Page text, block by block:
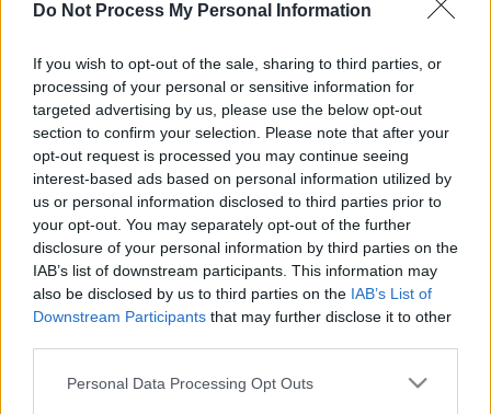
Do Not Process My Personal Information
If you wish to opt-out of the sale, sharing to third parties, or
processing of your personal or sensitive information for
targeted advertising by us, please use the below opt-out
section to confirm your selection. Please note that after your
opt-out request is processed you may continue seeing
interest-based ads based on personal information utilized by
us or personal information disclosed to third parties prior to
your opt-out. You may separately opt-out of the further
disclosure of your personal information by third parties on the
IAB’s list of downstream participants. This information may
also be disclosed by us to third parties on the IAB’s List of
Downstream Participants that may further disclose it to other
Please note that this website/app uses one or more Google
Personal Data Processing Opt Outs
Copyright: intime
Προσθέστε το ΕΘΝΟΣ στη Google
Ηκακοκαιρία Λέανδροςπροκάλεσε
εκτεταμένηχιονοκάλυψη, από τις
μεγαλύτερες των τελευταίων 16 ετών για το
δεύτερο δεκαήμερο του Ιανουαρίου,
σύμφωνα με τοmeteo του Εθνικού
Αστεροσκοπείου Αθηνών. Τη Δευτέρα 18
Ιανουαρίου το 30% -σχεδόν το ένα τρίτο- της